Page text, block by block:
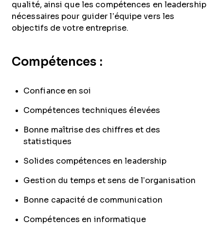
qualité, ainsi que les compétences en leadership
nécessaires pour guider l’équipe vers les
objectifs de votre entreprise.
Compétences :
Confiance en soi
Compétences techniques élevées
Bonne maîtrise des chiffres et des
statistiques
Solides compétences en leadership
Gestion du temps et sens de l’organisation
Bonne capacité de communication
Compétences en informatique